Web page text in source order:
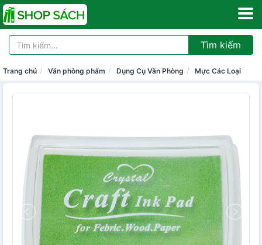
Tìm kiếm
Trang chủ Văn phòng phẩm Dụng Cụ Văn Phòng Mực Các Loại